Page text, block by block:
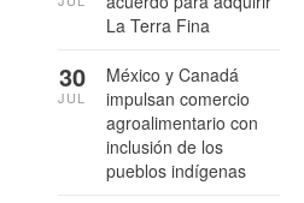
La Terra Fina
México y Canadá
impulsan comercio
agroalimentario con
inclusión de los
pueblos indígenas
30
JUL